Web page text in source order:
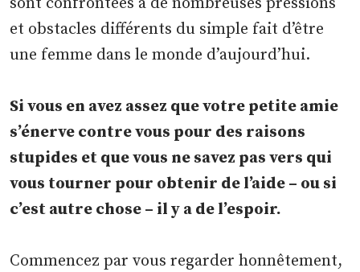
et obstacles différents du simple fait d’être
une femme dans le monde d’aujourd’hui.
Si vous en avez assez que votre petite amie
s’énerve contre vous pour des raisons
stupides et que vous ne savez pas vers qui
vous tourner pour obtenir de l’aide – ou si
c’est autre chose – il y a de l’espoir.
Commencez par vous regarder honnêtement,